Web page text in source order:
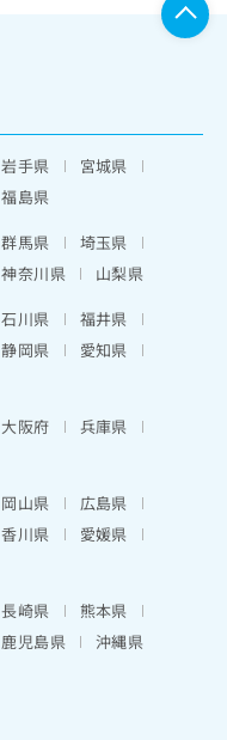
岩手県
宮城県
福島県
群馬県
埼玉県
神奈川県
山梨県
石川県
福井県
静岡県
愛知県
大阪府
兵庫県
岡山県
広島県
香川県
愛媛県
長崎県
熊本県
鹿児島県 沖縄県